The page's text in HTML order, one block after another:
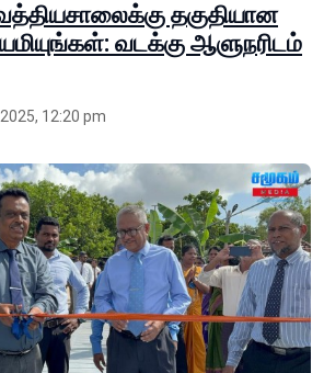
தகுதியான
வடக்கு ஆளுநரிடம்
12:20 pm